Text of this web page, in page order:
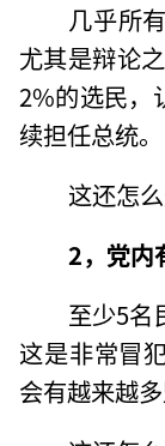
几乎所
尤其是辩论
2%的选民，
续担任总统。
这还怎么
2，党内
至少5名
这是非常冒
会有越来越